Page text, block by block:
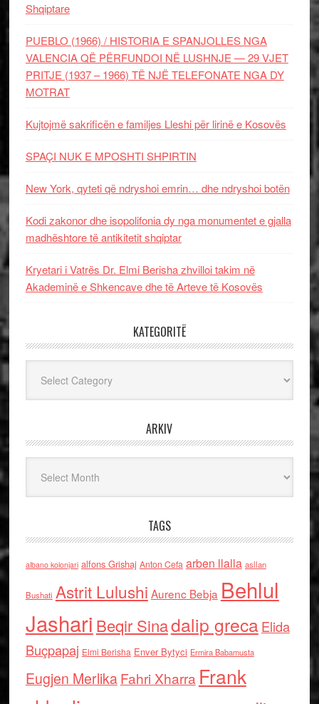
Shqiptare
PUEBLO (1966) / HISTORIA E SPANJOLLES NGA
VALENCIA QË PËRFUNDOI NË LUSHNJE — 29 VJET
PRITJE (1937 – 1966) TË NJË TELEFONATE NGA DY
MOTRAT
Kujtojmë sakrificën e familjes Lleshi për lirinë e Kosovës
SPAÇI NUK E MPOSHTI SHPIRTIN
New York, qyteti që ndryshoi emrin… dhe ndryshoi botën
Kodi zakonor dhe isopolifonia dy nga monumentet e gjalla
madhështore të antikitetit shqiptar
Kryetari i Vatrës Dr. Elmi Berisha zhvilloi takim në
Akademinë e Shkencave dhe të Arteve të Kosovës
KATEGORITË
ARKIV
TAGS
albano kolonjari alfons Grishaj Anton Cefa arben llalla asllan
Bushati Astrit Lulushi Aurenc Bebja Behlul
Jashari Beqir Sinadalip grecaElida
Buçpapaj Elmi Berisha Enver Bytyci Ermira Babamusta
Eugjen MerlikaFahri Xharra Frank